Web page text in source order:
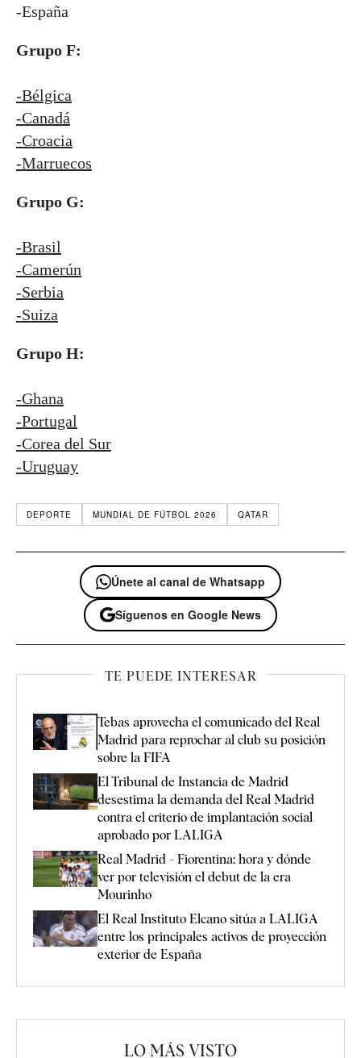
-España
Grupo F:
-Bélgica
-Canadá
-Croacia
-Marruecos
Grupo G:
-Brasil
-Camerún
-Serbia
-Suiza
Grupo H:
-Ghana
-Portugal
-Corea del Sur
-Uruguay
DEPORTE MUNDIAL DE FÚTBOL 2026 QATAR
Únete al canal de Whatsapp
Síguenos en Google News
TE PUEDE INTERESAR
Tebas aprovecha el comunicado del Real
Madrid para reprochar al club su posición
sobre la FIFA
El Tribunal de Instancia de Madrid
desestima la demanda del Real Madrid
contra el criterio de implantación social
aprobado por LALIGA
Real Madrid - Fiorentina: hora y dónde
ver por televisión el debut de la era
Mourinho
El Real Instituto Elcano sitúa a LALIGA
entre los principales activos de proyección
exterior de España
LO MÁS VISTO